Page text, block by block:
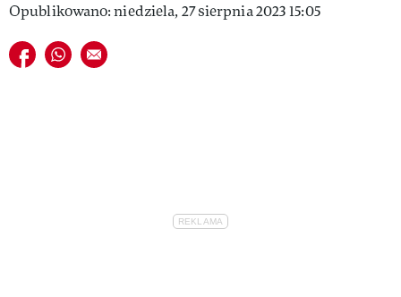
Opublikowano: niedziela, 27 sierpnia 2023 15:05
Udostępnij na facebook
Udostępnij na whatsapp
E-mail do przyjaciela